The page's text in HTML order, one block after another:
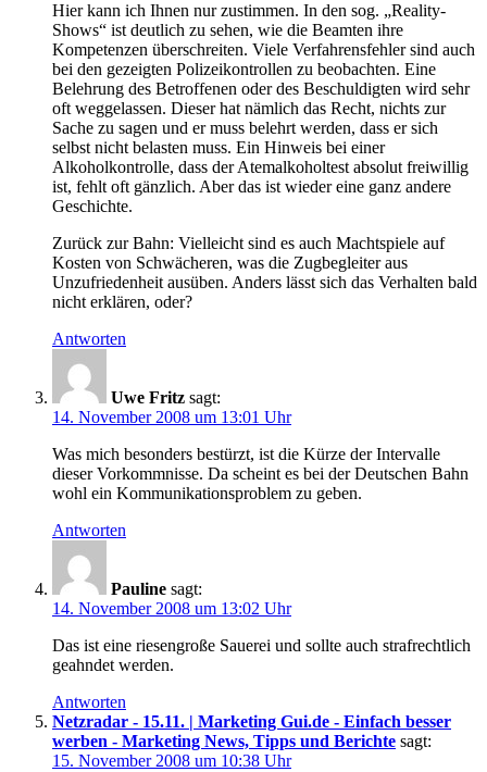
Hier kann ich Ihnen nur zustimmen. In den sog. „Reality-
Shows“ ist deutlich zu sehen, wie die Beamten ihre
Kompetenzen überschreiten. Viele Verfahrensfehler sind auch
bei den gezeigten Polizeikontrollen zu beobachten. Eine
Belehrung des Betroffenen oder des Beschuldigten wird sehr
oft weggelassen. Dieser hat nämlich das Recht, nichts zur
Sache zu sagen und er muss belehrt werden, dass er sich
selbst nicht belasten muss. Ein Hinweis bei einer
Alkoholkontrolle, dass der Atemalkoholtest absolut freiwillig
ist, fehlt oft gänzlich. Aber das ist wieder eine ganz andere
Geschichte.
Zurück zur Bahn: Vielleicht sind es auch Machtspiele auf
Kosten von Schwächeren, was die Zugbegleiter aus
Unzufriedenheit ausüben. Anders lässt sich das Verhalten bald
nicht erklären, oder?
Antworten
Uwe Fritz sagt:
14. November 2008 um 13:01 Uhr
Was mich besonders bestürzt, ist die Kürze der Intervalle
dieser Vorkommnisse. Da scheint es bei der Deutschen Bahn
wohl ein Kommunikationsproblem zu geben.
Antworten
Pauline sagt:
14. November 2008 um 13:02 Uhr
Das ist eine riesengroße Sauerei und sollte auch strafrechtlich
geahndet werden.
Antworten
Netzradar - 15.11. | Marketing Gui.de - Einfach besser
werben - Marketing News, Tipps und Berichte sagt:
15. November 2008 um 10:38 Uhr